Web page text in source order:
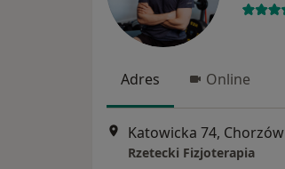
Adres Online
Katowicka 74, Chorzów
Rzetecki Fizjoterapia